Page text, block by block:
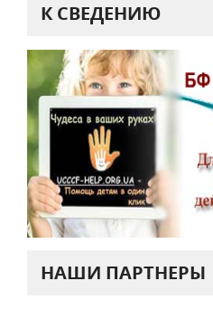
К СВЕДЕНИЮ
НАШИ ПАРТНЕРЫ